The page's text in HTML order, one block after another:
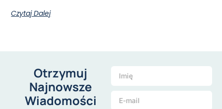
Czytaj Dalej
Otrzymuj
Najnowsze
Wiadomości